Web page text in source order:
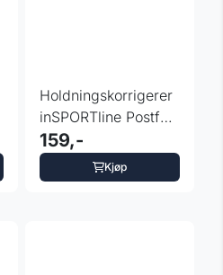
Holdningskorrigerer
inSPORTline Postfort
- fargevalg
159,-
Kjøp